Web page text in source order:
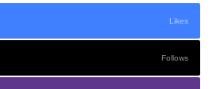
Likes
Follows